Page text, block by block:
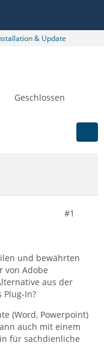
& Update
Geschlossen
#1
und bewährten
von Adobe
aus der
Plug-In?
(Word, Powerpoint)
auch mit einem
für sachdienliche